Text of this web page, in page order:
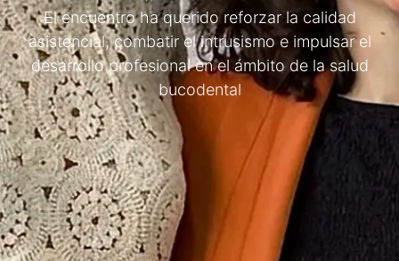
El encuentro ha querido reforzar la calidad
asistencial, combatir el intrusismo e impulsar el
desarrollo profesional en el ámbito de la salud
bucodental